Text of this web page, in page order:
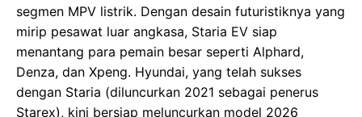
segmen MPV listrik. Dengan desain futuristiknya yang
mirip pesawat luar angkasa, Staria EV siap
menantang para pemain besar seperti Alphard,
Denza, dan Xpeng. Hyundai, yang telah sukses
dengan Staria (diluncurkan 2021 sebagai penerus
Starex), kini bersiap meluncurkan model 2026